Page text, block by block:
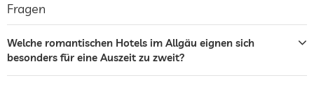
Fragen
Welche romantischen Hotels im Allgäu eignen sich
besonders für eine Auszeit zu zweit?